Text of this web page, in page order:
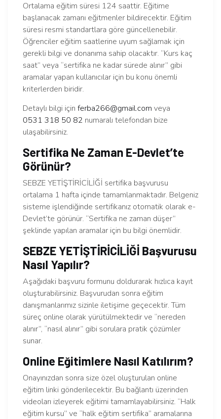
Ortalama eğitim süresi 124 saattir. Eğitime
başlanacak zamanı eğitmenler bildirecektir. Eğitim
süresi resmi standartlara göre güncellenebilir.
Öğrenciler eğitim saatlerine uyum sağlamak için
gerekli bilgi ve donanıma sahip olacaktır. “Kurs kaç
saat” veya “sertifika ne kadar sürede alınır” gibi
aramalar yapan kullanıcılar için bu konu önemli
kriterlerden biridir.
Detaylı bilgi için ferba266@gmail.com veya
0531 318 50 82 numaralı telefondan bize
ulaşabilirsiniz.
Sertifika Ne Zaman E-Devlet’te
Görünür?
SEBZE YETİŞTİRİCİLİĞİ sertifika başvurusu
ortalama 1 hafta içinde tamamlanmaktadır. Belgeniz
sisteme işlendiğinde sertifikanız otomatik olarak e-
Devlet’te görünür. “Sertifika ne zaman düşer”
şeklinde yapılan aramalar için bu bilgi önemlidir.
SEBZE YETİŞTİRİCİLİĞİ Başvurusu
Nasıl Yapılır?
Aşağıdaki başvuru formunu doldurarak hızlıca kayıt
oluşturabilirsiniz. Başvurudan sonra eğitim
danışmanlarımız sizinle iletişime geçecektir. Tüm
süreç online olarak yürütülmektedir ve “nereden
alınır”, “nasıl alınır” gibi sorulara pratik çözümler
sunar.
Online Eğitimlere Nasıl Katılırım?
Onayınızdan sonra size özel oluşturulan online
eğitim linki gönderilecektir. Bu bağlantı üzerinden
videoları izleyerek eğitimi tamamlayabilirsiniz. “Halk
eğitim kursu” ve “halk eğitim sertifika” aramalarına